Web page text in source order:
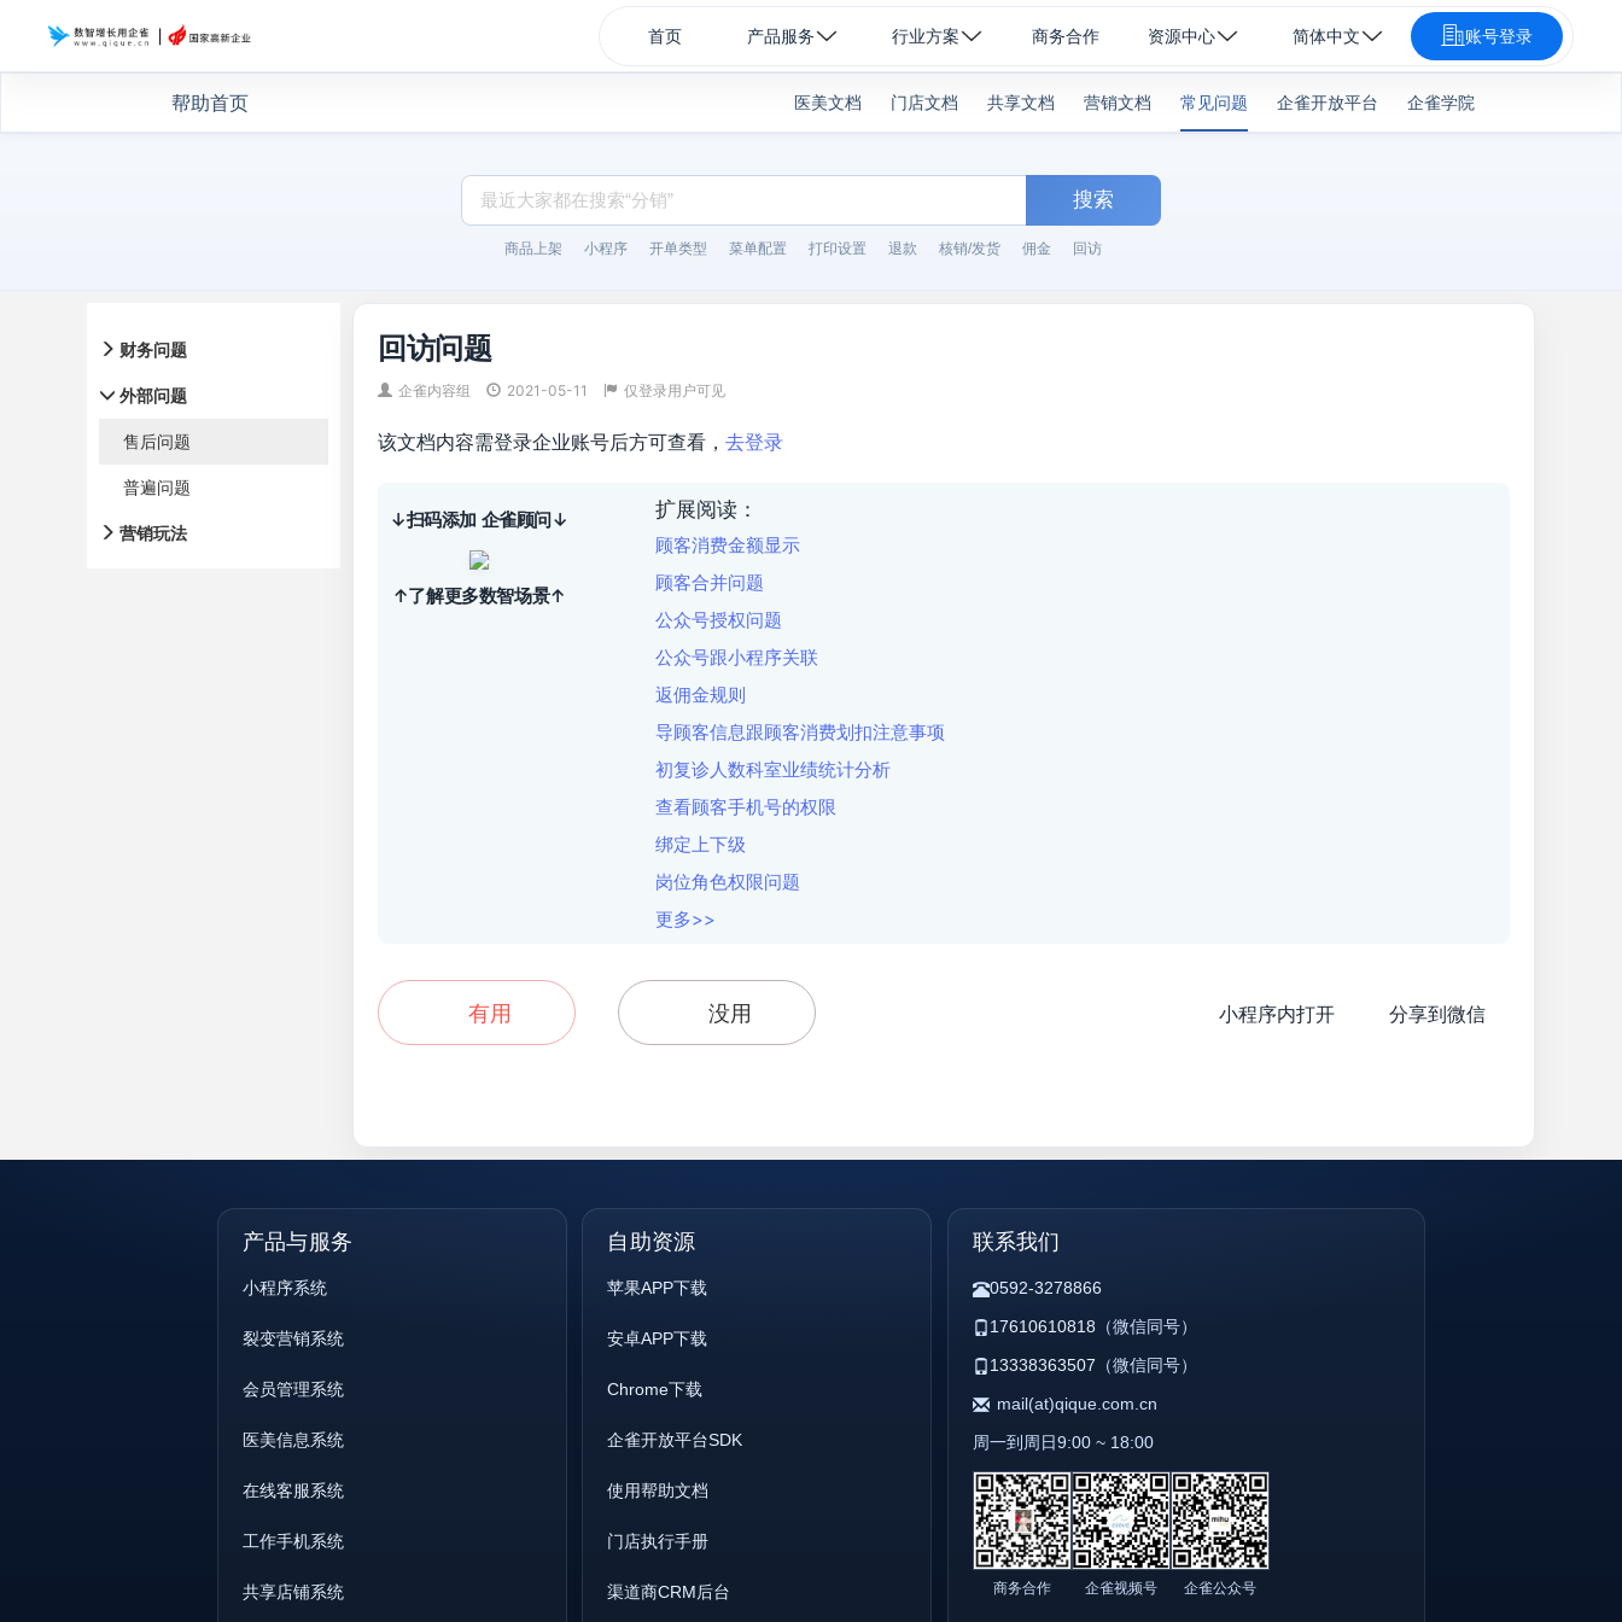
首页 产品服务 行业方案 商务合作 资源中心 简体中文 账号登录
帮助首页 医美文档 门店文档 共享文档 营销文档 常见问题 企雀开放平台 企雀学院
搜索
商品上架 小程序 开单类型 菜单配置 打印设置 退款 核销/发货 佣金 回访
财务问题
外部问题
售后问题
普遍问题
营销玩法
回访问题
企雀内容组 2021-05-11 仅登录用户可见
该文档内容需登录企业账号后方可查看， 去登录
↓扫码添加 企雀顾问↓
↑了解更多数智场景↑
扩展阅读：
顾客消费金额显示
顾客合并问题
公众号授权问题
公众号跟小程序关联
返佣金规则
导顾客信息跟顾客消费划扣注意事项
初复诊人数科室业绩统计分析
查看顾客手机号的权限
绑定上下级
岗位角色权限问题
更多>>
有用 没用 分享到微信
小程序内打开
产品与服务
小程序系统
裂变营销系统
会员管理系统
医美信息系统
在线客服系统
工作手机系统
共享店铺系统
自助资源
苹果APP下载
安卓APP下载
Chrome下载
企雀开放平台SDK
使用帮助文档
门店执行手册
渠道商CRM后台
联系我们
0592-3278866
17610610818 （微信同号）
13338363507 （微信同号）
mail(at)qique.com.cn
周一到周日9:00 ~ 18:00
商务合作 企雀视频号 企雀公众号